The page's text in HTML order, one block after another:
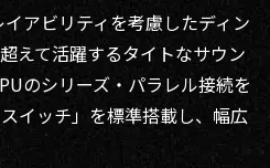
アビリティを考慮したディン
えて活躍するタイトなサウン
のシリーズ・パラレル接続を
イッチ」を標準搭載し、幅広